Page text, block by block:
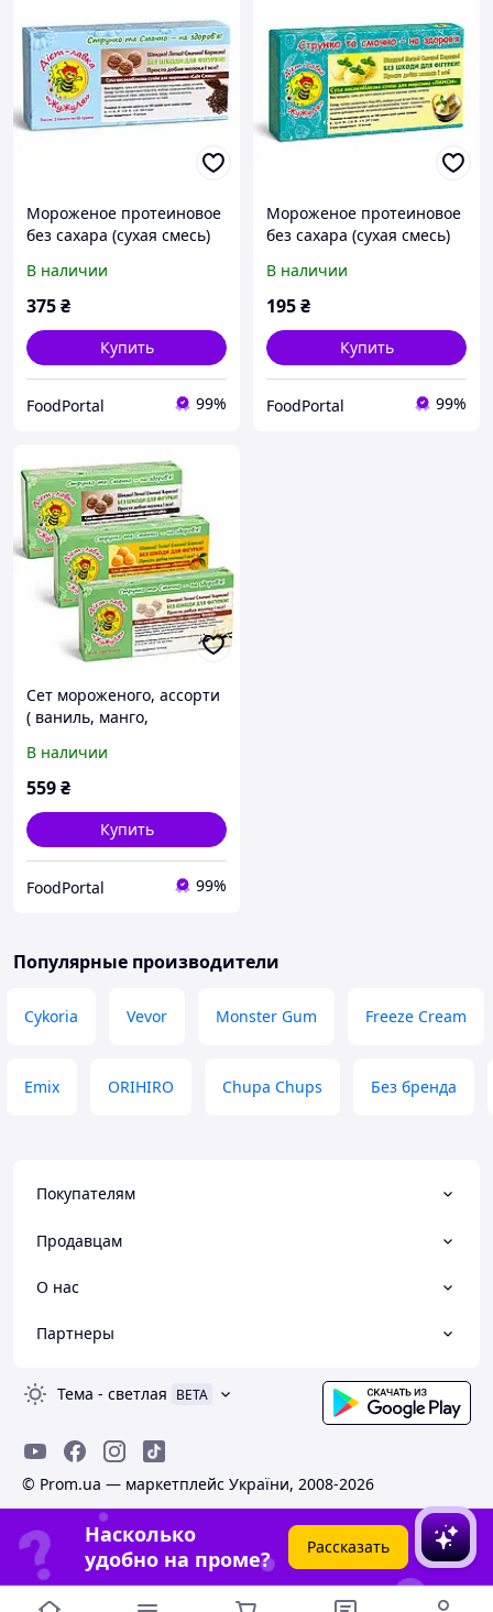
Мороженое протеиновое
без сахара (сухая смесь)
ТМ Жузюля, 180 г
В наличии
375₴
Купить
FoodPortal 99%
Мороженое протеиновое
без сахара (сухая смесь)
В наличии
195₴
Купить
FoodPortal 99%
Сет мороженого, ассорти
( ваниль, манго,
В наличии
559₴
Купить
FoodPortal 99%
Популярные производители
Cykoria Vevor Monster Gum Freeze Cream
Emix ORIHIRO Chupa Chups Без бренда
Покупателям
Продавцам
О нас
Партнеры
Тема - светлая BETA
© Prom.ua — маркетплейс України, 2008-2026
Насколько
удобно на проме?
Рассказать